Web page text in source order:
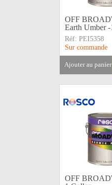
OFF
Earth Umber
Réf: PEI5358
Sur commande
ajouter au panier
OFF